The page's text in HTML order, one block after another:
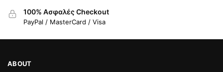
100% Ασφαλές Checkout
PayPal / MasterCard / Visa
ABOUT